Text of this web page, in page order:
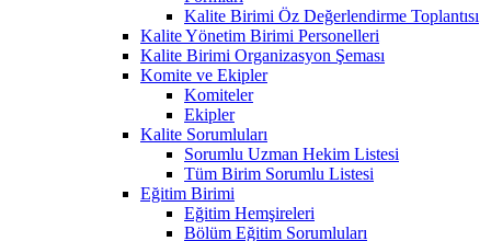
Kalite Birimi Öz Değerlendirme Toplantısı
Kalite Yönetim Birimi Personelleri
Kalite Birimi Organizasyon Şeması
Komite ve Ekipler
Komiteler
Ekipler
Kalite Sorumluları
Sorumlu Uzman Hekim Listesi
Tüm Birim Sorumlu Listesi
Eğitim Birimi
Eğitim Hemşireleri
Bölüm Eğitim Sorumluları